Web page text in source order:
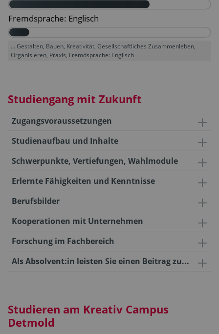
... Gestalten, Bauen, Kreativität, Gesellschaftliches Zusammenleben,
Organisieren, Praxis, Fremdsprache: Englisch
Studiengang mit Zukunft
Zugangsvoraussetzungen
Studienaufbau und Inhalte
Schwerpunkte, Vertiefungen, Wahlmodule
Erlernte Fähigkeiten und Kenntnisse
Berufsbilder
Kooperationen mit Unternehmen
Forschung im Fachbereich
Als Absolvent:in leisten Sie einen Beitrag zu...
Studieren am Kreativ Campus
Detmold